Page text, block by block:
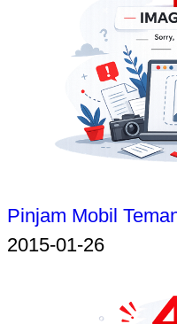
Pinjam Mobil
2015-01-26